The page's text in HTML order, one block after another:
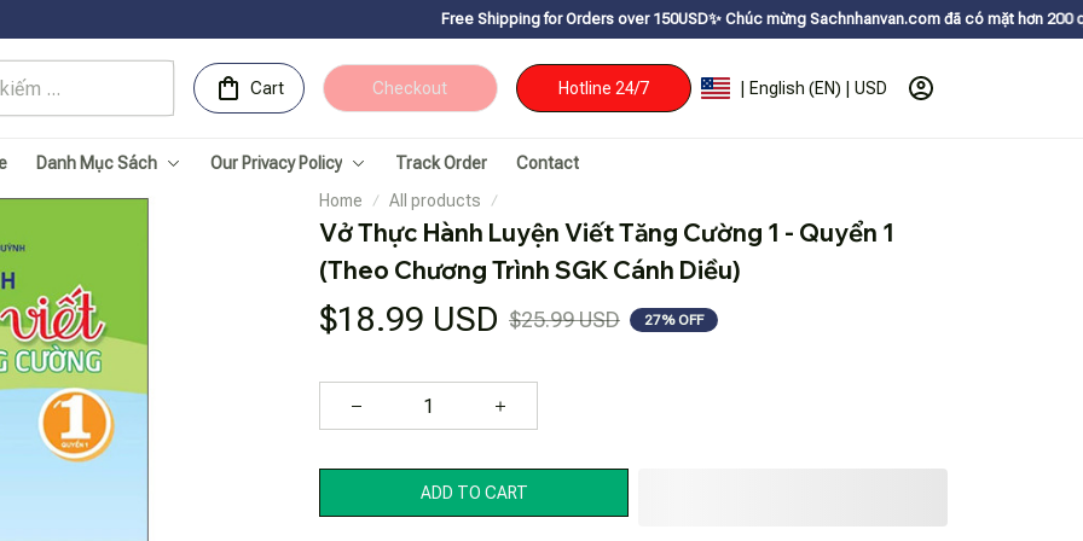
Free Shipping for Orders over 150USDㅤ✨ Chúc mừng Sachnhanvan.com đã có mặt hơn 200 quốc gia như
Cart Checkout Hotline 24/7 | English (EN) | USD
Danh Mục Sách Our Privacy Policy Track Order
Contact
Home
All products
Vở Thực Hành Luyện Viết Tăng Cường 1 - Quyển 1
(Theo Chương Trình SGK Cánh Diều)
$18.99 USD $25.99 USD 27% OFF
ADD TO CART